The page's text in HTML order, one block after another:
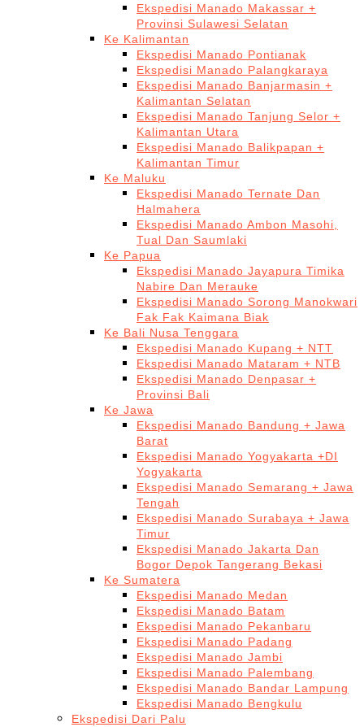
Ekspedisi Manado Makassar +
Provinsi Sulawesi Selatan
Ke Kalimantan
Ekspedisi Manado Pontianak
Ekspedisi Manado Palangkaraya
Ekspedisi Manado Banjarmasin +
Kalimantan Selatan
Ekspedisi Manado Tanjung Selor +
Kalimantan Utara
Ekspedisi Manado Balikpapan +
Kalimantan Timur
Ke Maluku
Ekspedisi Manado Ternate Dan
Halmahera
Ekspedisi Manado Ambon Masohi,
Tual Dan Saumlaki
Ke Papua
Ekspedisi Manado Jayapura Timika
Nabire Dan Merauke
Ekspedisi Manado Sorong Manokwari
Fak Fak Kaimana Biak
Ke Bali Nusa Tenggara
Ekspedisi Manado Kupang + NTT
Ekspedisi Manado Mataram + NTB
Ekspedisi Manado Denpasar +
Provinsi Bali
Ke Jawa
Ekspedisi Manado Bandung + Jawa
Barat
Ekspedisi Manado Yogyakarta +DI
Yogyakarta
Ekspedisi Manado Semarang + Jawa
Tengah
Ekspedisi Manado Surabaya + Jawa
Timur
Ekspedisi Manado Jakarta Dan
Bogor Depok Tangerang Bekasi
Ke Sumatera
Ekspedisi Manado Medan
Ekspedisi Manado Batam
Ekspedisi Manado Pekanbaru
Ekspedisi Manado Padang
Ekspedisi Manado Jambi
Ekspedisi Manado Palembang
Ekspedisi Manado Bandar Lampung
Ekspedisi Manado Bengkulu
Ekspedisi Dari Palu